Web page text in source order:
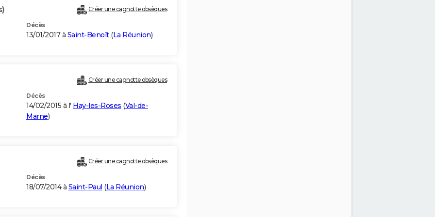
Créer une cagnotte obsèques
Décès
13/01/2017 à Saint-Benoît(La Réunion)
Créer une cagnotte obsèques
Décès
14/02/2015 à l' Haÿ-les-Roses (Val-de-
Marne)
Créer une cagnotte obsèques
Décès
18/07/2014 à Saint-Paul (La Réunion)